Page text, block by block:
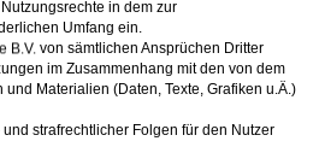
in dem zur
Umfang ein.
von sämtlichen Ansprüchen Dritter
im Zusammenhang mit den von dem
und Materialien (Daten, Texte, Grafiken u.Ä.)
strafrechtlicher Folgen für den Nutzer